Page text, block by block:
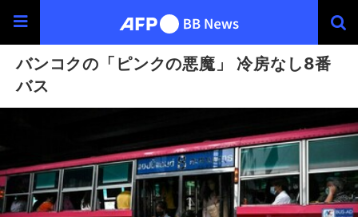
バンコクの「ピンクの悪魔」 冷房なし8番
バス